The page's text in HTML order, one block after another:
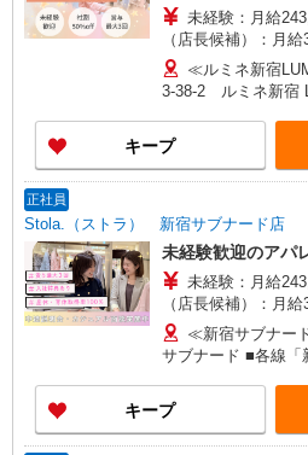
未経験：月給
（店長候補）：月
270,000円〜 ★固定
含む） ※経験・能力考慮 ※固定残業時間は1ヶ月
あたり20時間、超
3万円まで交通費支
同条件 【手当】固定残業手当／資格手当／店舗職
制手当／住宅手当
当の種類はエリアに
時にお尋ねください
≪ルミネ新宿
3-38-2 ルミネ新宿
キープ
正社員
Stola.（ストラ） 新宿サブナード店
未経験歓迎のアパ
未経験：月給
（店長候補）：月
270,000円〜 ★固定
含む） ※経験・能力考慮 ※固定残業時間は1ヶ月
あたり20時間、超
3万円まで交通費支
同条件 【手当】固定残業手当／資格手当／店舗職
制手当／住宅手当
≪新宿サブナー
サブナード ■各線「
キープ